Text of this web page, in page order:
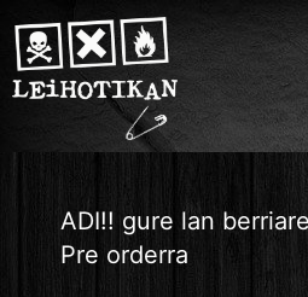
ADI!! gure lan
Pre orderra